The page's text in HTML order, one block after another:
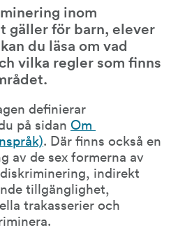
inom
gäller för barn, elever
du läsa om vad
vilka regler som finns
definierar
på sidan Om
. Där finns också en
av de sex formerna av
indirekt
tillgänglighet,
trakasserier och